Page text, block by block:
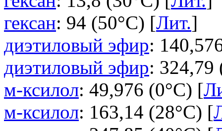
гексан: 94 (50°C) [Лит.]
диэтиловый эфир:
диэтиловый эфир: 324,79
м-ксилол: 49,976 (0°C) [
м-ксилол: 163,14 (28°C) [